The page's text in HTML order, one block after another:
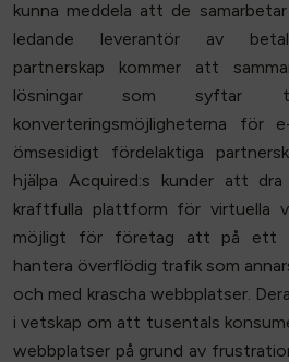
kunna meddela att de
ledande leverantör av
partnerskap kommer att
lösningar som syftar
konverteringsmöjligheterna för
ömsesidigt fördelaktiga
hjälpa Acquired:s kunder att
kraftfulla plattform för virtuella
möjligt för företag att på ett
hantera överflödig trafik som
och med krascha webbplatser.
i vetskap om att tusentals
webbplatser på grund av